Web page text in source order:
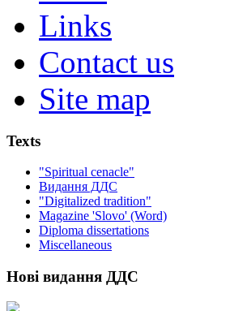
Links
Contact us
Site map
Texts
"Spiritual cenacle"
Видання ДДС
"Digitalized tradition"
Magazine 'Slovo' (Word)
Diploma dissertations
Miscellaneous
Нові видання ДДС